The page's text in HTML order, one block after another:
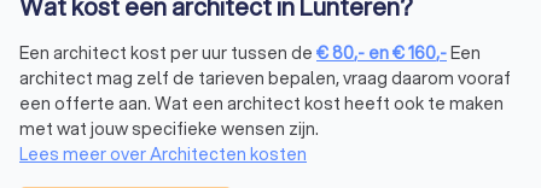
Een architect kost per uur tussen de €80,- en€160,-Een
architect mag zelf de tarieven bepalen, vraag daarom vooraf
een offerte aan. Wat een architect kost heeft ook te maken
met wat jouw specifieke wensen zijn.
Lees meer over Architecten kosten